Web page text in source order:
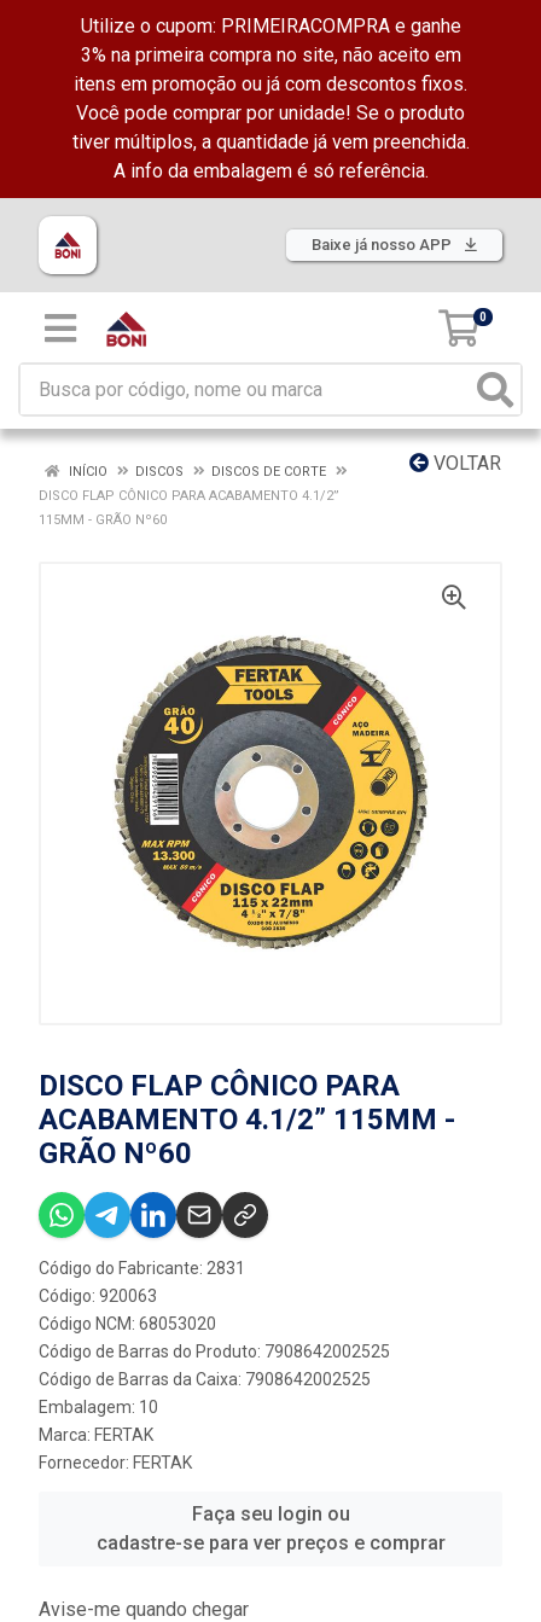
Utilize o cupom: PRIMEIRACOMPRA e ganhe
3% na primeira compra no site, não aceito em
itens em promoção ou já com descontos fixos.
Você pode comprar por unidade! Se o produto
tiver múltiplos, a quantidade já vem preenchida.
A info da embalagem é só referência.
Baixe já nosso APP
0
VOLTAR
INÍCIO DISCOS
DISCOS DE CORTE
DISCO FLAP CÔNICO PARA ACABAMENTO 4.1/2”
115MM - GRÃO Nº60
DISCO FLAP CÔNICO PARA
ACABAMENTO 4.1/2” 115MM -
GRÃO Nº60
Código do Fabricante: 2831
Código: 920063
Código NCM: 68053020
Código de Barras do Produto: 7908642002525
Código de Barras da Caixa: 7908642002525
Embalagem: 10
Marca: FERTAK
Fornecedor: FERTAK
Faça seu login ou
cadastre-se para ver preços e comprar
Avise-me quando chegar